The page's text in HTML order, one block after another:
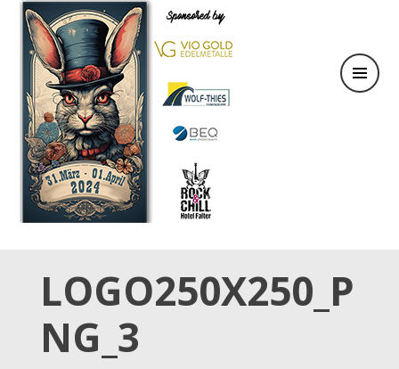
OSTER TATTOO WEEKEND
31.März & 01. April 2024
LOGO250X250_P
NG_3